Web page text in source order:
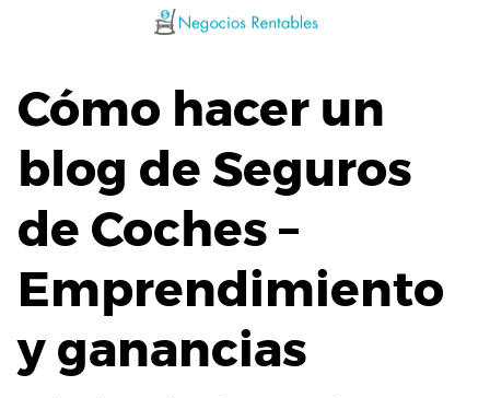
Cómo hacer un
blog de Seguros
de Coches –
Emprendimiento
y ganancias